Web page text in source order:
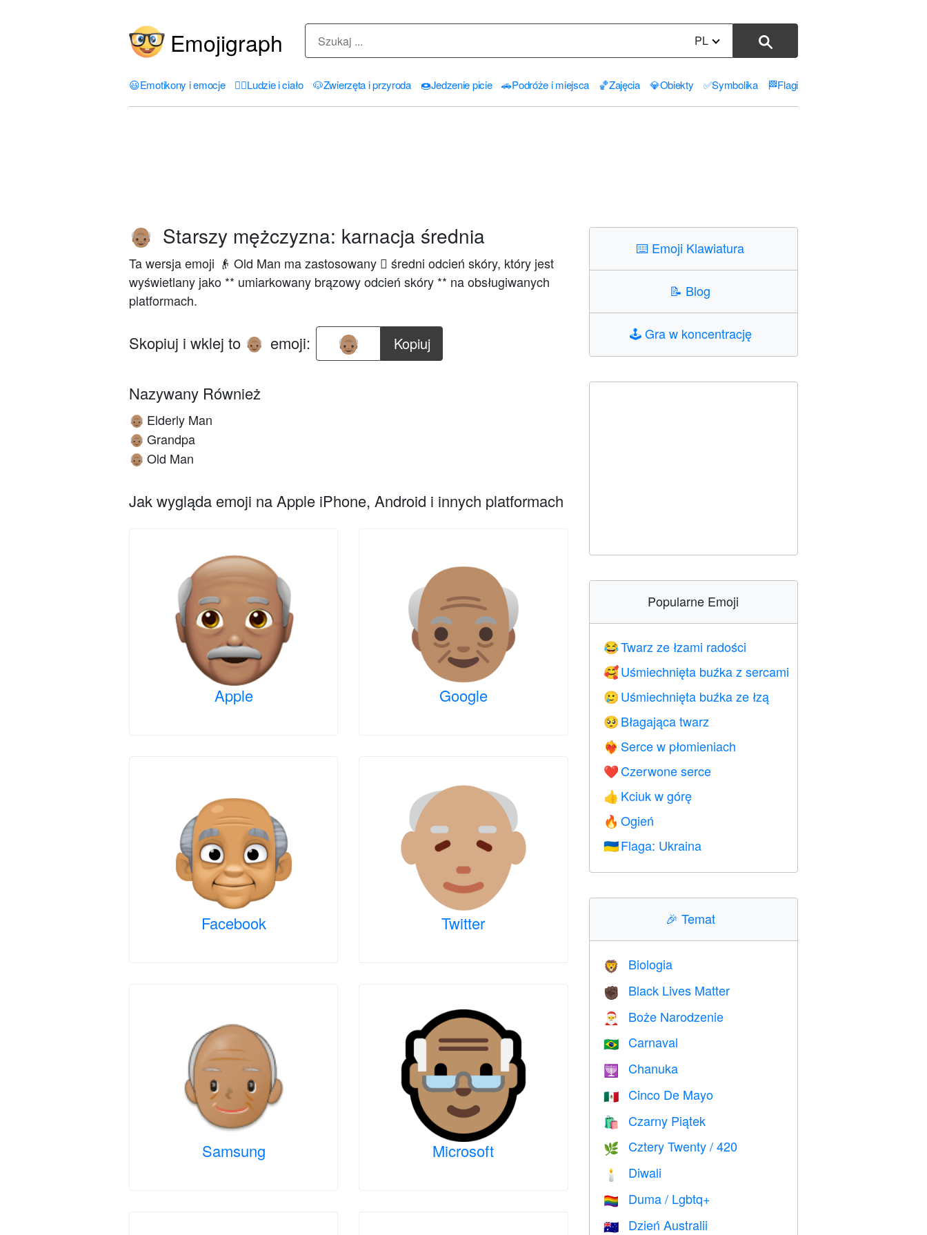
Emojigraph PL
😃Emotikony i emocje 🤦‍♀️Ludzie i ciało 🐶Zwierzęta i przyroda 🍩Jedzenie picie 🚗Podróże i miejsca 🏀Zajęcia 💎Obiekty ✅Symbolika 🏁Flagi
👴🏽 Starszy mężczyzna: karnacja średnia
Ta wersja emoji 👴 Old Man ma zastosowany 🏽 średni odcień skóry, który jest
wyświetlany jako ** umiarkowany brązowy odcień skóry ** na obsługiwanych
platformach.
Skopiuj i wklej to 👴🏽 emoji: Kopiuj
Nazywany Również
👴🏽 Elderly Man
👴🏽 Grandpa
👴🏽 Old Man
Jak wygląda emoji na Apple iPhone, Android i innych platformach
Apple Google
Facebook Twitter
Samsung Microsoft
⌨️ Emoji Klawiatura
📝 Blog
🕹️Gra w koncentrację
Popularne Emoji
😂Twarz ze łzami radości
🥰 Uśmiechnięta buźka z sercami
🥲 Uśmiechnięta buźka ze łzą
🥺 Błagająca twarz
❤️‍🔥 Serce w płomieniach
❤️ Czerwone serce
👍 Kciuk w górę
🔥 Ogień
🇺🇦 Flaga: Ukraina
🎉 Temat
🦁 Biologia
✊🏿 Black Lives Matter
🎅 Boże Narodzenie
🇧🇷 Carnaval
🕎 Chanuka
🇲🇽 Cinco De Mayo
🛍 Czarny Piątek
🌿 Cztery Twenty / 420
🕯 Diwali
🏳️‍🌈 Duma / Lgbtq+
🇦🇺 Dzień Australii